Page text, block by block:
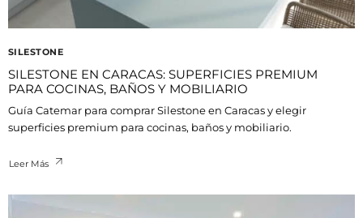
SILESTONE
SILESTONE EN CARACAS: SUPERFICIES PREMIUM
PARA COCINAS, BAÑOS Y MOBILIARIO
Guía Catemar para comprar Silestone en Caracas y elegir
superficies premium para cocinas, baños y mobiliario.
Leer Más